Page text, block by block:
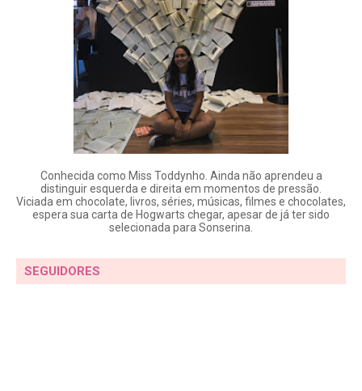
Conhecida como Miss Toddynho. Ainda não aprendeu a
distinguir esquerda e direita em momentos de pressão.
Viciada em chocolate, livros, séries, músicas, filmes e chocolates,
espera sua carta de Hogwarts chegar, apesar de já ter sido
selecionada para Sonserina.
SEGUIDORES